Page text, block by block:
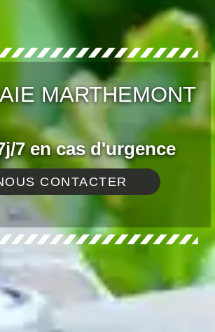
MARTHEMONT
7 en cas d'urgence
CONTACTER